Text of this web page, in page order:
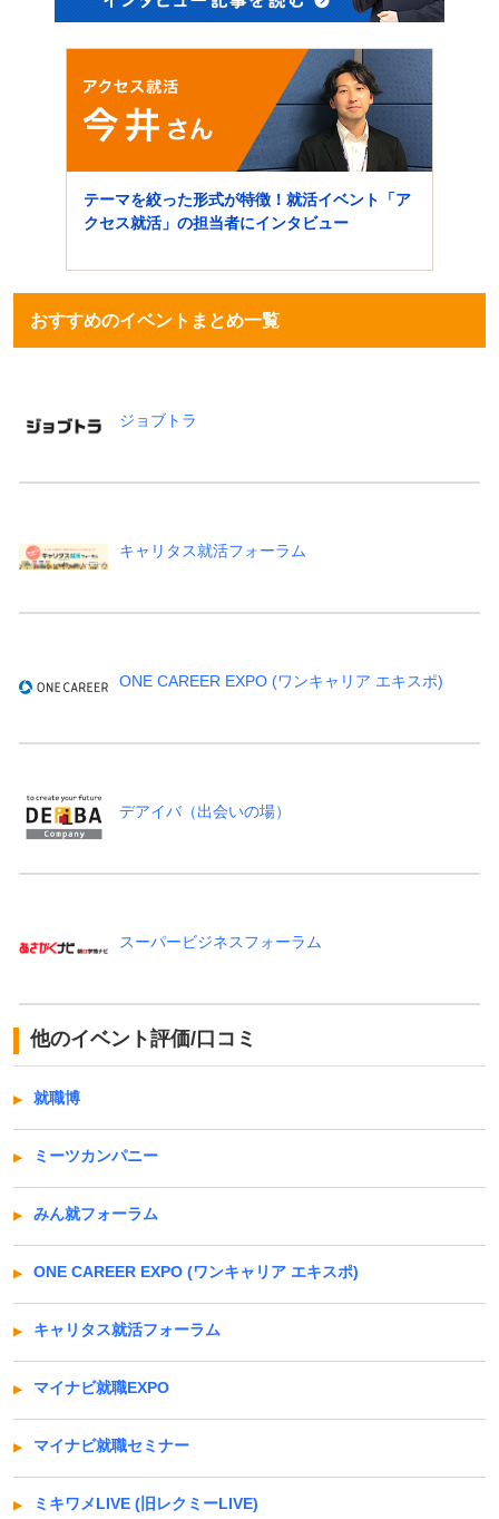
テーマを絞った形式が特徴！就活イベント「ア
クセス就活」の担当者にインタビュー
おすすめのイベントまとめ一覧
ジョブトラ
キャリタス就活フォーラム
ONE CAREER EXPO (ワンキャリア エキスポ)
デアイバ（出会いの場）
スーパービジネスフォーラム
他のイベント評価/口コミ
就職博
ミーツカンパニー
みん就フォーラム
ONE CAREER EXPO (ワンキャリア エキスポ)
キャリタス就活フォーラム
マイナビ就職EXPO
マイナビ就職セミナー
ミキワメLIVE (旧レクミーLIVE)